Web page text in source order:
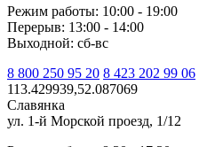
Режим работы: 10:00 - 19:00
Перерыв: 13:00 - 14:00
Выходной: сб-вс
8 800 250 95 20 8 423 202 99 06
113.429939,52.087069
Славянка
ул. 1-й Морской проезд, 1/12